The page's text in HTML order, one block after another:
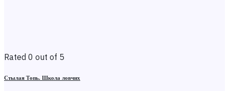
Rated 0 out of 5
Стылая Топь. Школа ловчих